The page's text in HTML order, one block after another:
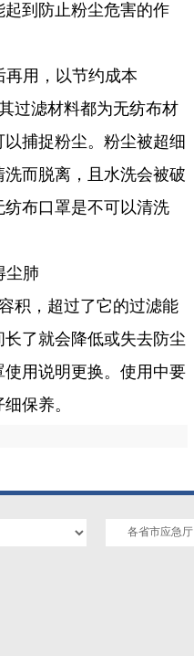
到防止粉尘危害的作
再用，以节约成本
过滤材料都为无纺布材
捕捉粉尘。粉尘被超细
而脱离，且水洗会被破
布口罩是不可以清洗
尘肺
积，超过了它的过滤能
了就会降低或失去防尘
用说明更换。使用中要
保养。